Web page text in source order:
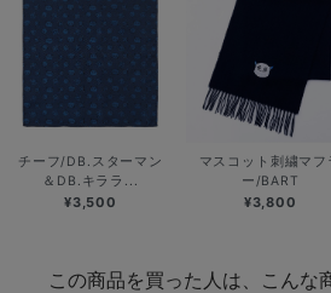
チーフ/DB.スターマン
＆DB.キララ...
¥3,500
マスコット刺繍マフ
ー/BART
¥3,800
この商品を買った人は、こんな